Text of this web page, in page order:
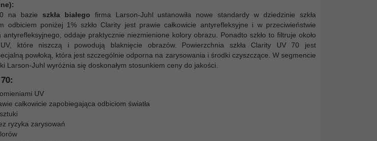
na bazie szkła białego firma Larson-Juhl ustanowiła nowe standardy w dziedzinie szkła
odbiciem poniżej 1% szkło Clarity jest prawie całkowicie antyrefleksyjne i w przeciwieństwie
antyrefleksyjnego, oddaje praktycznie niezmienione kolory obrazu. Ponadto szkło to filtruje około
które niszczą i powodują blaknięcie obrazów. Powierzchnia szkła Clarity UV 70 jest
powłoką, która jest szczególnie odporna na zarysowania i środki czyszczące. W segmencie
Larson-Juhl wyróżnia się doskonałym stosunkiem ceny do jakości.
UV
całkowicie zapobiegająca odbiciom światła
ryzyka zarysowań